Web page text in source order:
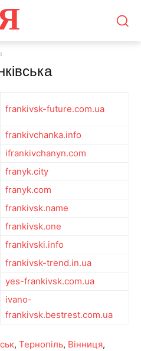
frankivsk-future.com.ua
frankivchanka.info
ifrankivchanyn.com
franyk.city
franyk.com
frankivsk.name
frankivsk.one
frankivski.info
frankivsk-trend.in.ua
yes-frankivsk.com.ua
ivano-
frankivsk.bestrest.com.ua
, Тернопіль, Вінниця,